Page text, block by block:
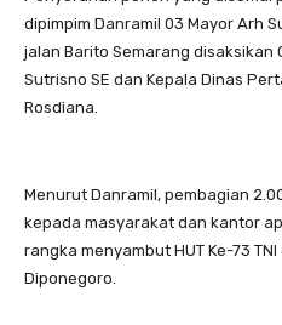
dipimpim Danramil 03 Mayor Arh
jalan Barito Semarang disaksikan
Sutrisno SE dan Kepala Dinas
Rosdiana.
Menurut Danramil, pembagian
kepada masyarakat dan kantor
rangka menyambut HUT Ke-73
Diponegoro.